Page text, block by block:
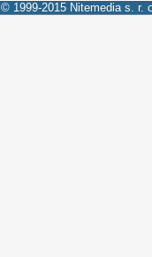
© 1999-2015 Nitemedia s. r.